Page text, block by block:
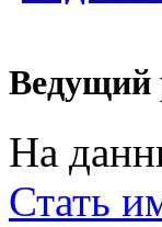
Ведущий
На
Стать